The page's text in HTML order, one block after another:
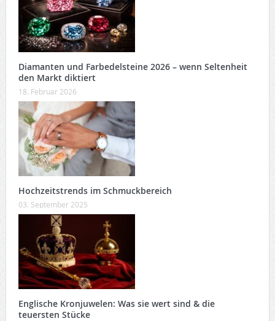
Diamanten und Farbedelsteine 2026 – wenn Seltenheit
den Markt diktiert
18. Februar 2026
Hochzeitstrends im Schmuckbereich
03. September 2025
Englische Kronjuwelen: Was sie wert sind & die
teuersten Stücke